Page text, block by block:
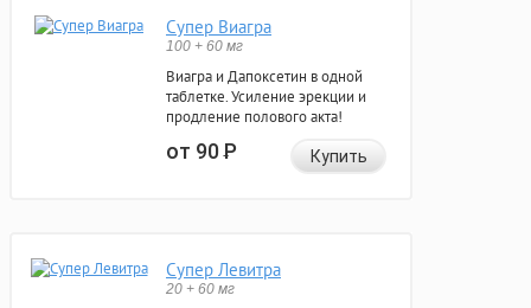
Супер Виагра
100 + 60 мг
Виагра и Дапоксетин в одной
таблетке. Усиление эрекции и
продление полового акта!
от 90Р Купить
Супер Левитра
20 + 60 мг